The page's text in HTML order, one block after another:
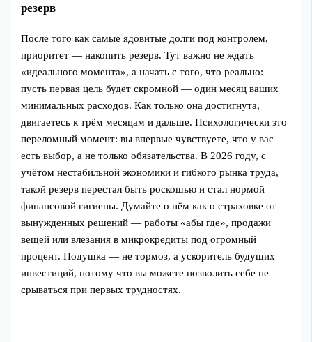
резерв
После того как самые ядовитые долги под контролем,
приоритет — накопить резерв. Тут важно не ждать
«идеального момента», а начать с того, что реально:
пусть первая цель будет скромной — один месяц ваших
минимальных расходов. Как только она достигнута,
двигаетесь к трём месяцам и дальше. Психологически это
переломный момент: вы впервые чувствуете, что у вас
есть выбор, а не только обязательства. В 2026 году, с
учётом нестабильной экономики и гибкого рынка труда,
такой резерв перестал быть роскошью и стал нормой
финансовой гигиены. Думайте о нём как о страховке от
вынужденных решений — работы «абы где», продажи
вещей или влезания в микрокредиты под огромный
процент. Подушка — не тормоз, а ускоритель будущих
инвестиций, потому что вы можете позволить себе не
срываться при первых трудностях.